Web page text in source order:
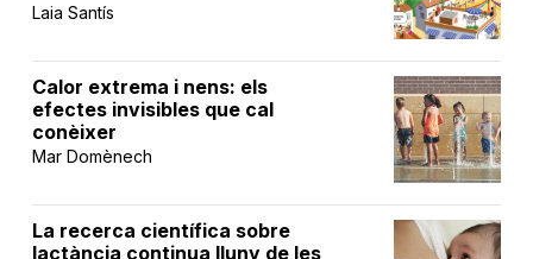
Laia Santís
Calor extrema i nens: els
efectes invisibles que cal
conèixer
Mar Domènech
La recerca científica sobre
lactància continua lluny de les